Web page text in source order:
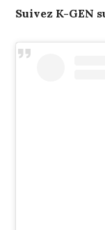
Suivez K-GEN